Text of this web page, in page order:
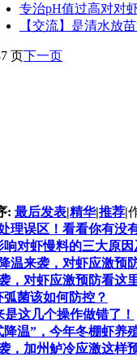
专治pH值过高对对
【交流】是清水放
页下一页
: 最后发表|精华|推荐|
理误区！看看你有没
对虾慢料的三大原
温来袭，对虾应激预
，对虾应激预防看这
弧菌该如何防控？
这几个操作做错了！
温”，今年冬棚虾养
，加州鲈冷应激这样